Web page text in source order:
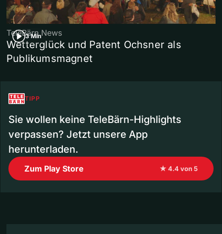
3 Min
TeleBärn News
Wetterglück und Patent Ochsner als
Publikumsmagnet
TIPP
Sie wollen keine TeleBärn-Highlights
verpassen? Jetzt unsere App
herunterladen.
Zum Play Store ★ 4.4 von 5